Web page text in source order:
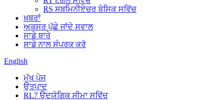
RS ਸਬਮਿਨੀਏਚਰ ਬੇਸਿਕ ਸਵਿੱਚ
ਖ਼ਬਰਾਂ
ਅਕਸਰ ਪੁੱਛੇ ਜਾਂਦੇ ਸਵਾਲ
ਸਾਡੇ ਬਾਰੇ
ਸਾਡੇ ਨਾਲ ਸੰਪਰਕ ਕਰੋ
English
ਮੁੱਖ ਪੇਜ
ਉਤਪਾਦ
RL7 ਉਦਯੋਗਿਕ ਸੀਮਾ ਸਵਿੱਚ